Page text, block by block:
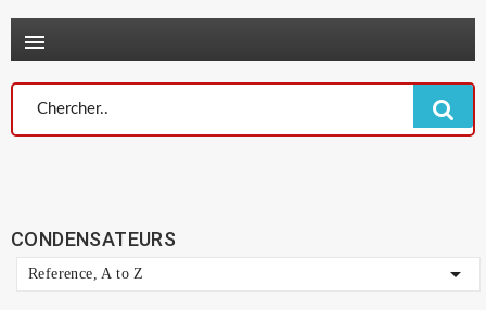

CONDENSATEURS
Reference, A to Z 